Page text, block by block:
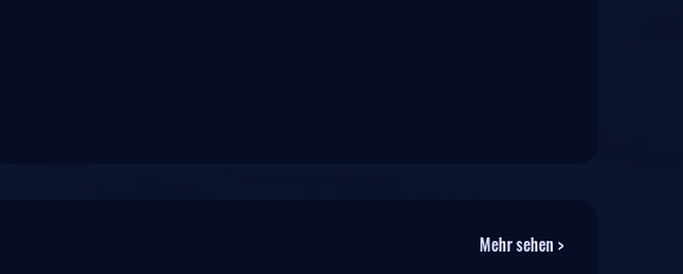
Mehr sehen >